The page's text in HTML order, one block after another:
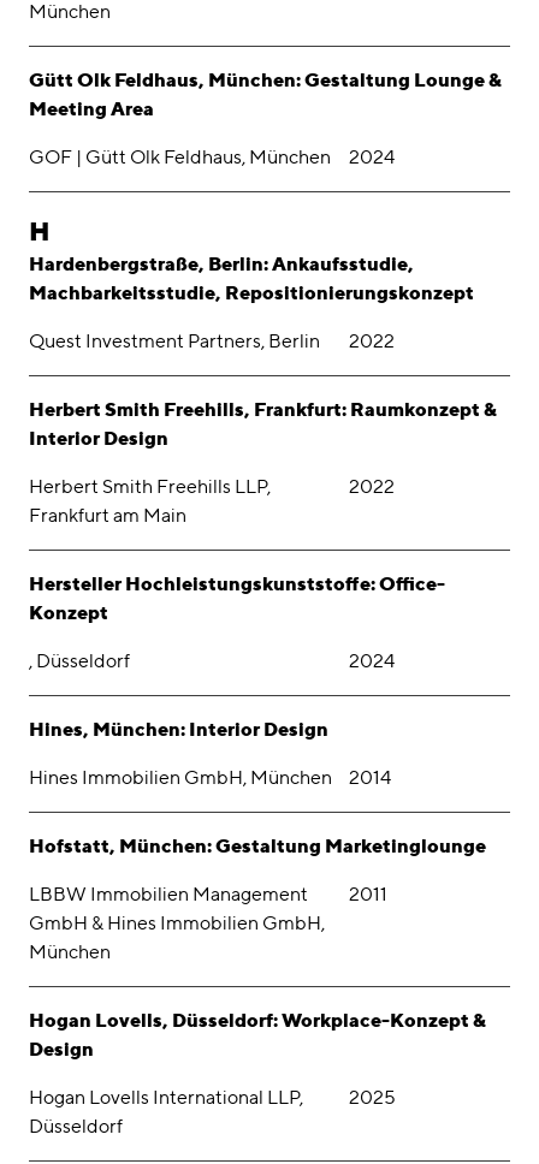
München
Gütt Olk Feldhaus, München: Gestaltung Lounge &
Meeting Area
GOF | Gütt Olk Feldhaus, München 2024
H
Hardenbergstraße, Berlin: Ankaufsstudie,
Machbarkeitsstudie, Repositionierungskonzept
Quest Investment Partners, Berlin 2022
Herbert Smith Freehills, Frankfurt: Raumkonzept &
Interior Design
Herbert Smith Freehills LLP,
Frankfurt am Main
2022
Hersteller Hochleistungskunststoffe: Office-
Konzept
, Düsseldorf 2024
Hines, München: Interior Design
Hines Immobilien GmbH, München 2014
Hofstatt, München: Gestaltung Marketinglounge
LBBW Immobilien Management
GmbH & Hines Immobilien GmbH,
München
2011
Hogan Lovells, Düsseldorf: Workplace-Konzept &
Design
Hogan Lovells International LLP,
Düsseldorf
2025